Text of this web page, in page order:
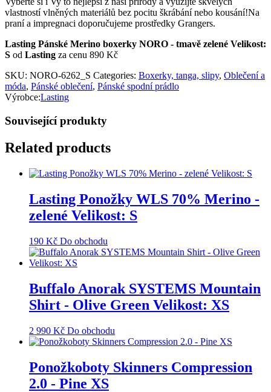
vlastností vlněných materiálů bez pocitu škrábání nebo kousání!Na
praní a impregnaci doporučujeme prostředky Grangers.
Lasting Pánské Merino boxerky NORO - tmavě zelené Velikost:
S od Lasting za cenu 890 Kč
SKU: NORO-6262_S Categories: Boxerky, tanga, slipy, Oblečení a
móda, Pánské oblečení, Pánské spodní prádlo
Výrobce:Lasting
Související produkty
Related products
Lasting Ponožky WLS 70% Merino -
zelené Velikost: S
190 Kč Do obchodu
Buffalo Anorak SYSTEMS Mountain
Shirt - Olive Green Velikost: XS
2 990 Kč Do obchodu
Ponožkoboty Skinners Compression
2.0 - Pine XS